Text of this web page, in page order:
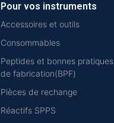
Pour vos instruments
Accessoires et outils
Consommables
Peptides et bonnes pratiques
de fabrication(BPF)
Pièces de rechange
Réactifs SPPS